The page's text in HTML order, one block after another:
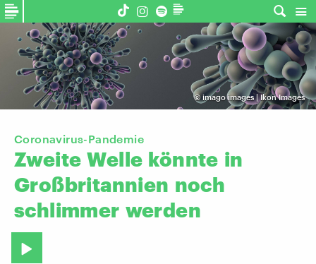
©imago images | Ikon Images
Coronavirus-Pandemie
Zweite Welle könnte in
Großbritannien noch
schlimmer werden